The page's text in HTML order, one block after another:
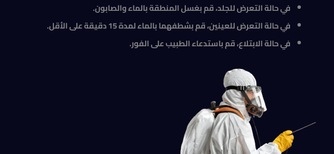
في حالة التعرض للجلد، قم بغسل المنطقة بالماء والصابون.
في حالة التعرض للعينين، قم بشطفهما بالماء لمدة 15 دقيقة على الأقل.
في حالة الابتلاع، قم باستدعاء الطبيب على الفور.